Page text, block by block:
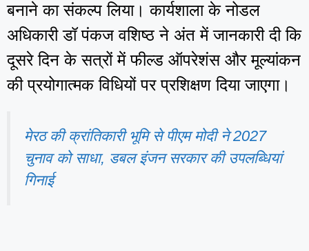
बनाने का संकल्प लिया। कार्यशाला के नोडल
अधिकारी डॉ पंकज वशिष्ठ ने अंत में जानकारी दी कि
दूसरे दिन के सत्रों में फील्ड ऑपरेशंस और मूल्यांकन
की प्रयोगात्मक विधियों पर प्रशिक्षण दिया जाएगा।
मेरठ की क्रांतिकारी भूमि से पीएम मोदी ने 2027
चुनाव को साधा, डबल इंजन सरकार की उपलब्धियां
गिनाई